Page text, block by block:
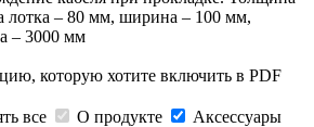
лотка – 80 мм, ширина – 100 мм,
– 3000 мм
которую хотите включить в PDF
все
О продукте
Аксессуары